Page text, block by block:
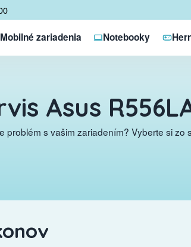
Mobilné zariadenia Notebooky
Asus
problém s vašim zariadením? Vyberte si